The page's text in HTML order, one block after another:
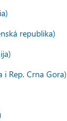
republika)
i Rep. Crna Gora)